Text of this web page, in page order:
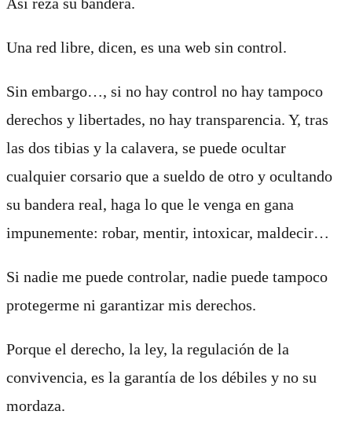
Una red libre, dicen, es una web sin control.
Sin embargo…, si no hay control no hay tampoco
derechos y libertades, no hay transparencia. Y, tras
las dos tibias y la calavera, se puede ocultar
cualquier corsario que a sueldo de otro y ocultando
su bandera real, haga lo que le venga en gana
impunemente: robar, mentir, intoxicar, maldecir…
Si nadie me puede controlar, nadie puede tampoco
protegerme ni garantizar mis derechos.
Porque el derecho, la ley, la regulación de la
convivencia, es la garantía de los débiles y no su
mordaza.